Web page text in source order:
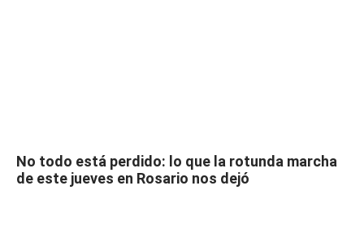
No todo está perdido: lo que la rotunda marcha
de este jueves en Rosario nos dejó